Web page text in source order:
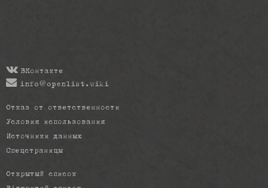
ВКонтакте
info@openlist.wiki
Отказ от ответственности
Условия использования
Источники данных
Спецстраницы
Открытый список